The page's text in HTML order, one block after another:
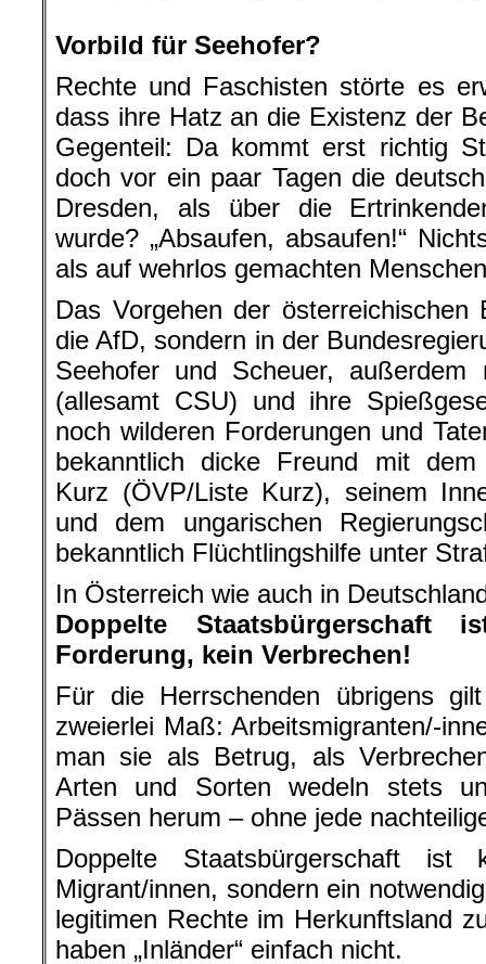
Vorbild für Seehofer?
Rechte und Faschisten störte es
dass ihre Hatz an die Existenz der
Gegenteil: Da kommt erst richtig
doch vor ein paar Tagen die
Dresden, als über die
wurde? „Absaufen, absaufen!“
als auf wehrlos gemachten
Das Vorgehen der
die AfD, sondern in der
Seehofer und Scheuer, außerdem
(allesamt CSU) und ihre
noch wilderen Forderungen und
bekanntlich dicke Freund mit dem
Kurz (ÖVP/Liste Kurz), seinem
und dem ungarischen
bekanntlich Flüchtlingshilfe unter
In Österreich wie auch in
Doppelte Staatsbürgerschaft
Forderung, kein Verbrechen!
Für die Herrschenden übrigens
zweierlei Maß: Arbeitsmigranten/-
man sie als Betrug, als
Arten und Sorten wedeln stets
Pässen herum – ohne jede
Doppelte Staatsbürgerschaft ist
Migrant/innen, sondern ein
legitimen Rechte im Herkunftsland
haben „Inländer“ einfach nicht.